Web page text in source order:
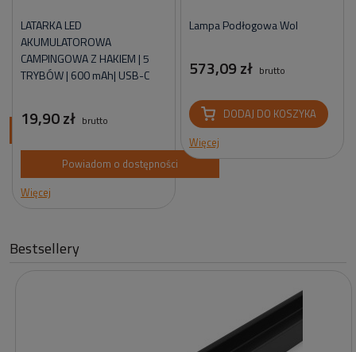
LATARKA LED
AKUMULATOROWA
CAMPINGOWA Z HAKIEM | 5
TRYBÓW | 600 mAh| USB-C
19,90 zł brutto
Powiadom o dostępności
Więcej
Lampa Podłogowa Wol
573,09 zł brutto
DODAJ DO KOSZYKA
Więcej
Bestsellery